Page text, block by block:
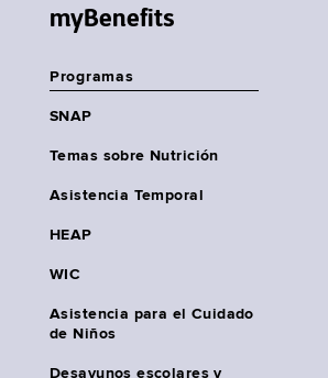
myBenefits
Programas
SNAP
Temas sobre Nutrición
Asistencia Temporal
HEAP
WIC
Asistencia para el Cuidado
de Niños
Desayunos escolares y